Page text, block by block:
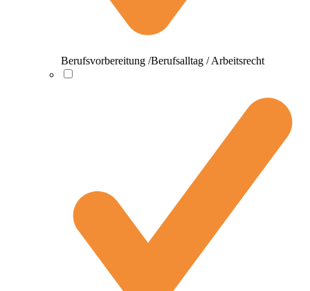
Berufsvorbereitung /Berufsalltag / Arbeitsrecht